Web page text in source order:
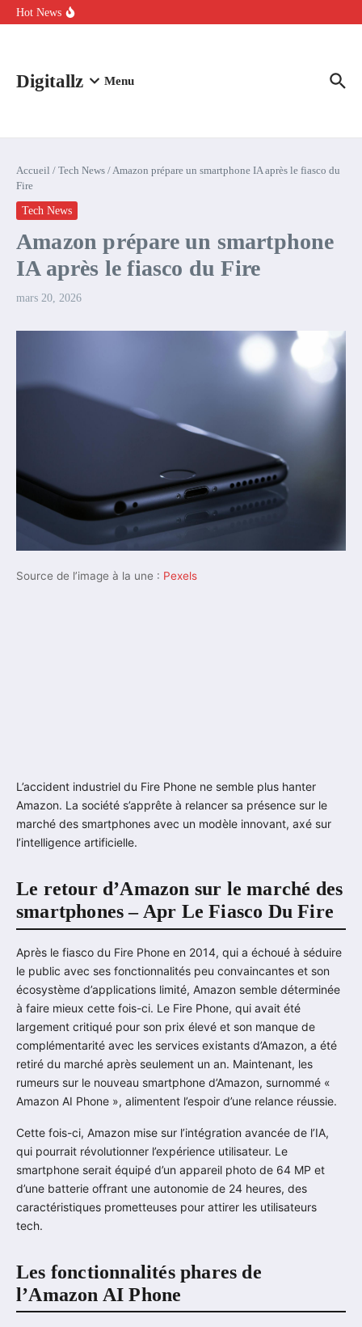
Aller au contenu
Hot News
Comment l’IA simplifie la data de caisse pour la transformer en
Digitallz Menu
Accueil / Tech News /Amazon prépare un smartphone IA après le fiasco du
Fire
Tech News
Amazon prépare un smartphone
IA après le fiasco du Fire
mars 20, 2026
Source de l’image à la une : Pexels
L’accident industriel du Fire Phone ne semble plus hanter
Amazon. La société s’apprête à relancer sa présence sur le
marché des smartphones avec un modèle innovant, axé sur
l’intelligence artificielle.
Le retour d’Amazon sur le marché des
smartphones – Apr Le Fiasco Du Fire
Après le fiasco du Fire Phone en 2014, qui a échoué à séduire
le public avec ses fonctionnalités peu convaincantes et son
écosystème d’applications limité, Amazon semble déterminée
à faire mieux cette fois-ci. Le Fire Phone, qui avait été
largement critiqué pour son prix élevé et son manque de
complémentarité avec les services existants d’Amazon, a été
retiré du marché après seulement un an. Maintenant, les
rumeurs sur le nouveau smartphone d’Amazon, surnommé «
Amazon AI Phone », alimentent l’espoir d’une relance réussie.
Cette fois-ci, Amazon mise sur l’intégration avancée de l’IA,
qui pourrait révolutionner l’expérience utilisateur. Le
smartphone serait équipé d’un appareil photo de 64 MP et
d’une batterie offrant une autonomie de 24 heures, des
caractéristiques prometteuses pour attirer les utilisateurs
tech.
Les fonctionnalités phares de
l’Amazon AI Phone